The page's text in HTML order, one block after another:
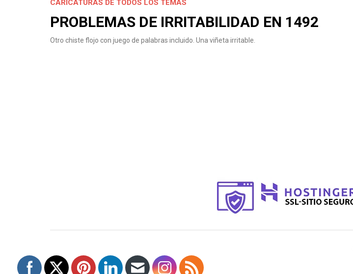
CARICATURAS DE TODOS LOS TEMAS
PROBLEMAS DE IRRITABILIDAD EN 1492
Otro chiste flojo con juego de palabras incluido. Una viñeta irritable.